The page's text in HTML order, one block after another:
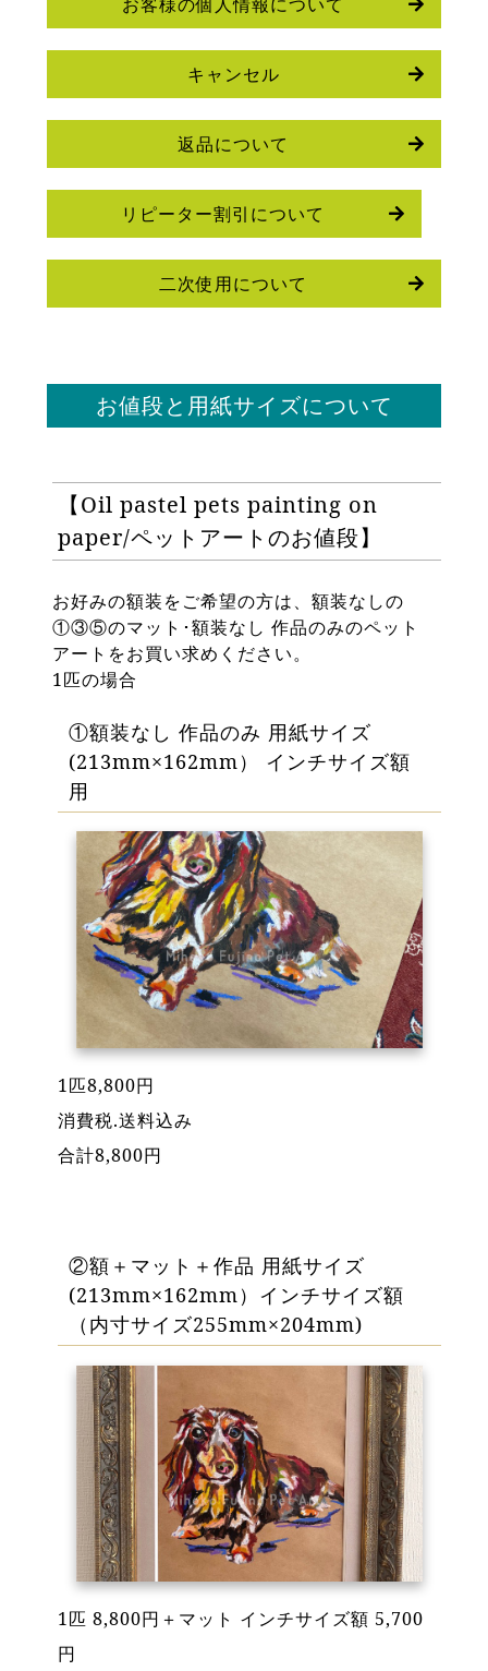
キャンセル
返品について
リピーター割引について
二次使用について
お値段と用紙サイズについて
【Oil pastel pets painting on
paper/ペットアートのお値段】
お好みの額装をご希望の方は、額装なしの
①③⑤のマット･額装なし 作品のみのペット
アートをお買い求めください。
1匹の場合
①額装なし 作品のみ 用紙サイズ
(213mm×162mm） インチサイズ額
用
1匹8,800円
消費税.送料込み
合計8,800円
②額＋マット＋作品 用紙サイズ
(213mm×162mm）インチサイズ額
（内寸サイズ255mm×204mm)
1匹 8,800円＋マット インチサイズ額 5,700
円